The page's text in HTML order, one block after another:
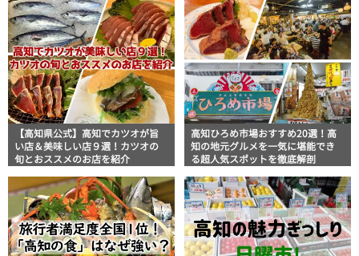
【高知県公式】高知でカツオが旨
い店＆美味しい店９選！カツオの
旬とおススメのお店を紹介
高知ひろめ市場おすすめ20選！高
知の地元グルメを一気に堪能でき
る超人気スポットを徹底解剖